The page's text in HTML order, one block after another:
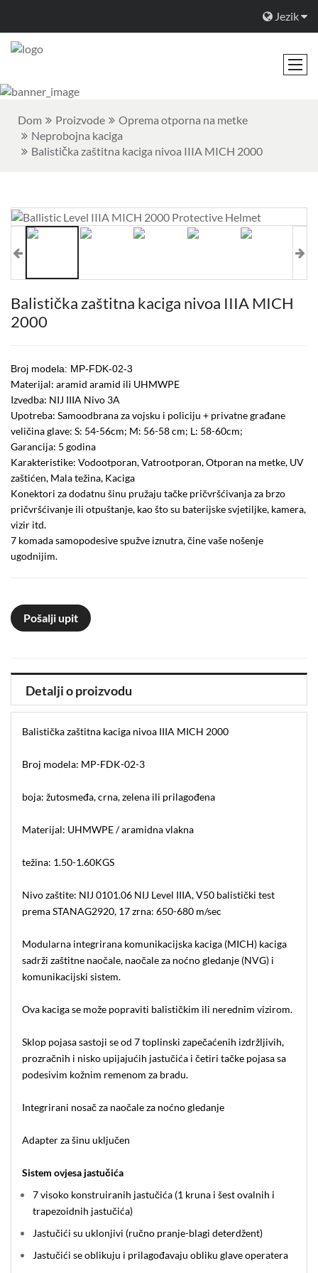
Jezik
Dom Proizvode
Oprema otporna na metke
Neprobojna kaciga
Balistička zaštitna kaciga nivoa IIIA MICH 2000
Balistička zaštitna kaciga nivoa IIIA MICH
2000
Broj modela: MP-FDK-02-3
Materijal: aramid aramid ili UHMWPE
Izvedba: NIJ IIIA Nivo 3A
Upotreba: Samoodbrana za vojsku i policiju + privatne građane
veličina glave: S: 54-56cm; M: 56-58 cm; L: 58-60cm;
Garancija: 5 godina
Karakteristike: Vodootporan, Vatrootporan, Otporan na metke, UV
zaštićen, Mala težina, Kaciga
Konektori za dodatnu šinu pružaju tačke pričvršćivanja za brzo
pričvršćivanje ili otpuštanje, kao što su baterijske svjetiljke, kamera,
vizir itd.
7 komada samopodesive spužve iznutra, čine vaše nošenje
ugodnijim.
Pošalji upit
Detalji o proizvodu
Balistička zaštitna kaciga nivoa IIIA MICH 2000
Broj modela: MP-FDK-02-3
boja: žutosmeđa, crna, zelena ili prilagođena
Materijal: UHMWPE / aramidna vlakna
težina: 1.50-1.60KGS
Nivo zaštite: NIJ 0101.06 NIJ Level IIIA, V50 balistički test
prema STANAG2920, 17 zrna: 650-680 m/sec
Modularna integrirana komunikacijska kaciga (MICH) kaciga
sadrži zaštitne naočale, naočale za noćno gledanje (NVG) i
komunikacijski sistem.
Ova kaciga se može popraviti balističkim ili nerednim vizirom.
Sklop pojasa sastoji se od 7 toplinski zapečaćenih izdržljivih,
prozračnih i nisko upijajućih jastučića i četiri tačke pojasa sa
podesivim kožnim remenom za bradu.
Integrirani nosač za naočale za noćno gledanje
Adapter za šinu uključen
Sistem ovjesa jastučića
7 visoko konstruiranih jastučića (1 kruna i šest ovalnih i
trapezoidnih jastučića)
Jastučići su uklonjivi (ručno pranje-blagi deterdžent)
Jastučići se oblikuju i prilagođavaju obliku glave operatera